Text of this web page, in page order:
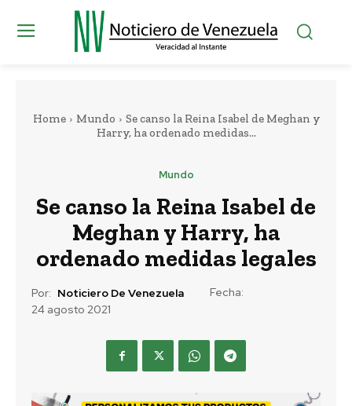
Home Mundo
Se canso la Reina Isabel de Meghan y
Harry, ha ordenado medidas...
Mundo
Se canso la Reina Isabel de
Meghan y Harry, ha
ordenado medidas legales
Por: Noticiero De Venezuela
Fecha:
24 agosto 2021